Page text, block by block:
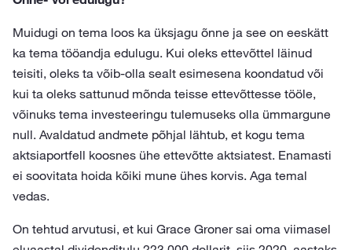
Muidugi on tema loos ka üksjagu õnne ja see on eeskätt
ka tema tööandja edulugu. Kui oleks ettevõttel läinud
teisiti, oleks ta võib-olla sealt esimesena koondatud või
kui ta oleks sattunud mõnda teisse ettevõttesse tööle,
võinuks tema investeeringu tulemuseks olla ümmargune
null. Avaldatud andmete põhjal lähtub, et kogu tema
aktsiaportfell koosnes ühe ettevõtte aktsiatest. Enamasti
ei soovitata hoida kõiki mune ühes korvis. Aga temal
vedas.
On tehtud arvutusi, et kui Grace Groner sai oma viimasel